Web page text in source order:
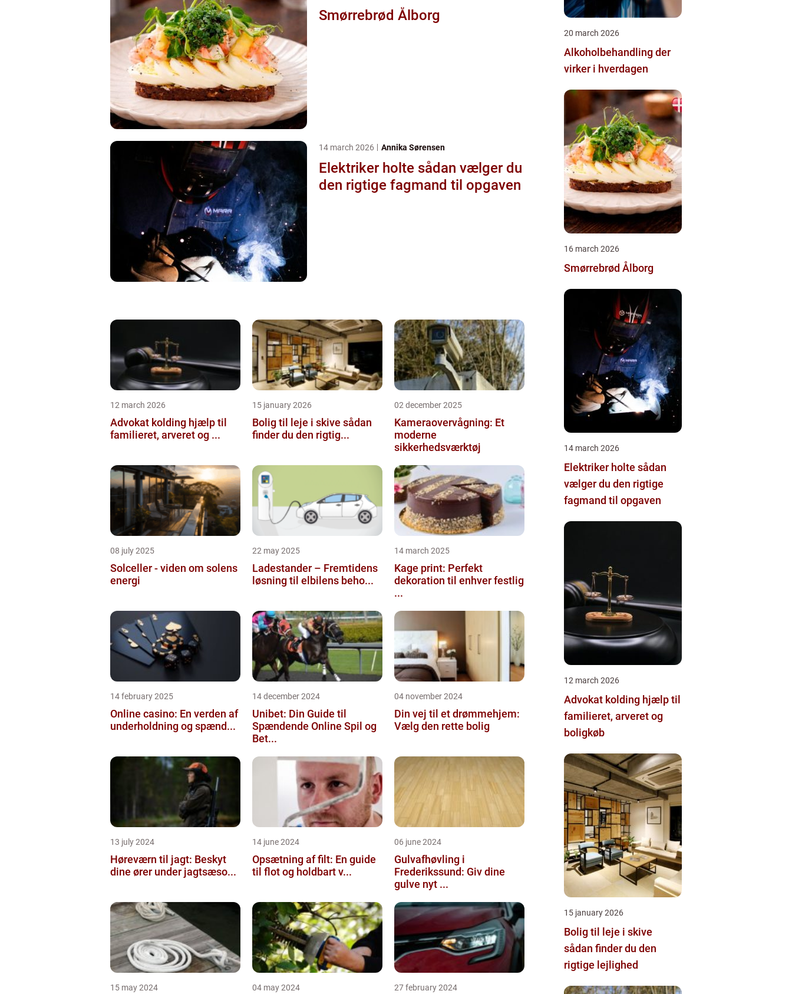
Smørrebrød Ålborg
14 march 2026 Annika Sørensen
Elektriker holte sådan vælger du
den rigtige fagmand til opgaven
12 march 2026
Advokat kolding hjælp til
familieret, arveret og ...
15 january 2026
Bolig til leje i skive sådan
finder du den rigtig...
02 december 2025
Kameraovervågning: Et
moderne
sikkerhedsværktøj
08 july 2025
Solceller - viden om solens
energi
22 may 2025
Ladestander – Fremtidens
løsning til elbilens beho...
14 march 2025
Kage print: Perfekt
dekoration til enhver festlig
...
14 february 2025
Online casino: En verden af
underholdning og spænd...
14 december 2024
Unibet: Din Guide til
Spændende Online Spil og
Bet...
04 november 2024
Din vej til et drømmehjem:
Vælg den rette bolig
13 july 2024
Høreværn til jagt: Beskyt
dine ører under jagtsæso...
14 june 2024
Opsætning af filt: En guide
til flot og holdbart v...
06 june 2024
Gulvafhøvling i
Frederikssund: Giv dine
gulve nyt ...
15 may 2024 04 may 2024 27 february 2024
20 march 2026
Alkoholbehandling der
virker i hverdagen
16 march 2026
Smørrebrød Ålborg
14 march 2026
Elektriker holte sådan
vælger du den rigtige
fagmand til opgaven
12 march 2026
Advokat kolding hjælp til
familieret, arveret og
boligkøb
15 january 2026
Bolig til leje i skive
sådan finder du den
rigtige lejlighed